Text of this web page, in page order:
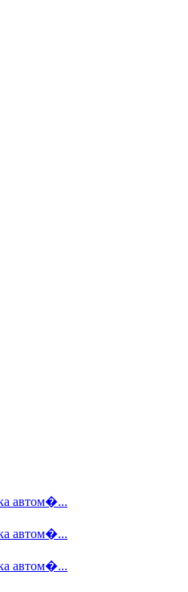
автом�...
автом�...
автом�...